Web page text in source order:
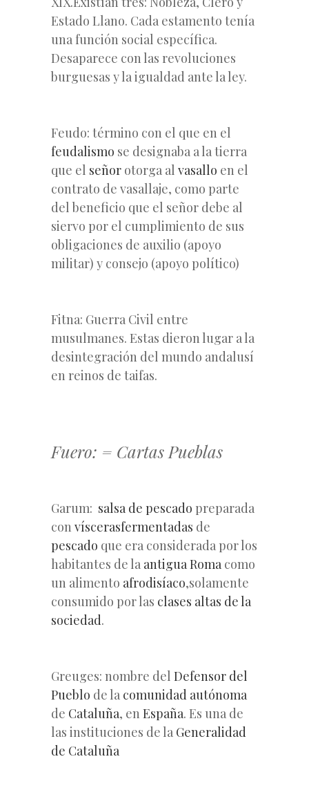
Estado Llano. Cada estamento tenía
una función social específica.
Desaparece con las revoluciones
burguesas y la igualdad ante la ley.
Feudo: término con el que en el
feudalismo se designaba a la tierra
que el señor otorga al vasallo en el
contrato de vasallaje, como parte
del beneficio que el señor debe al
siervo por el cumplimiento de sus
obligaciones de auxilio (apoyo
militar) y consejo (apoyo político)
Fitna: Guerra Civil entre
musulmanes. Estas dieron lugar a la
desintegración del mundo andalusí
en reinos de taifas.
Fuero: = Cartas Pueblas
Garum: salsa de pescado preparada
con víscerasfermentadas de
pescado que era considerada por los
habitantes de la antigua Roma como
un alimento afrodisíaco,solamente
consumido por las clases altas de la
sociedad.
Greuges: nombre del Defensor del
Pueblo de la comunidad autónoma
de Cataluña, en España. Es una de
las instituciones de la Generalidad
de Cataluña